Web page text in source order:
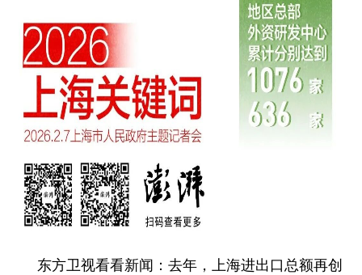
东方卫视看看新闻：去年，上海进出口总额再创